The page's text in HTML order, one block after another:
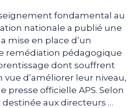
fondamental au
nationale a publié une
mise en place d’un
remédiation pédagogique
dont souffrent
vue d’améliorer leur niveau,
presse officielle APS. Selon
destinée aux directeurs …